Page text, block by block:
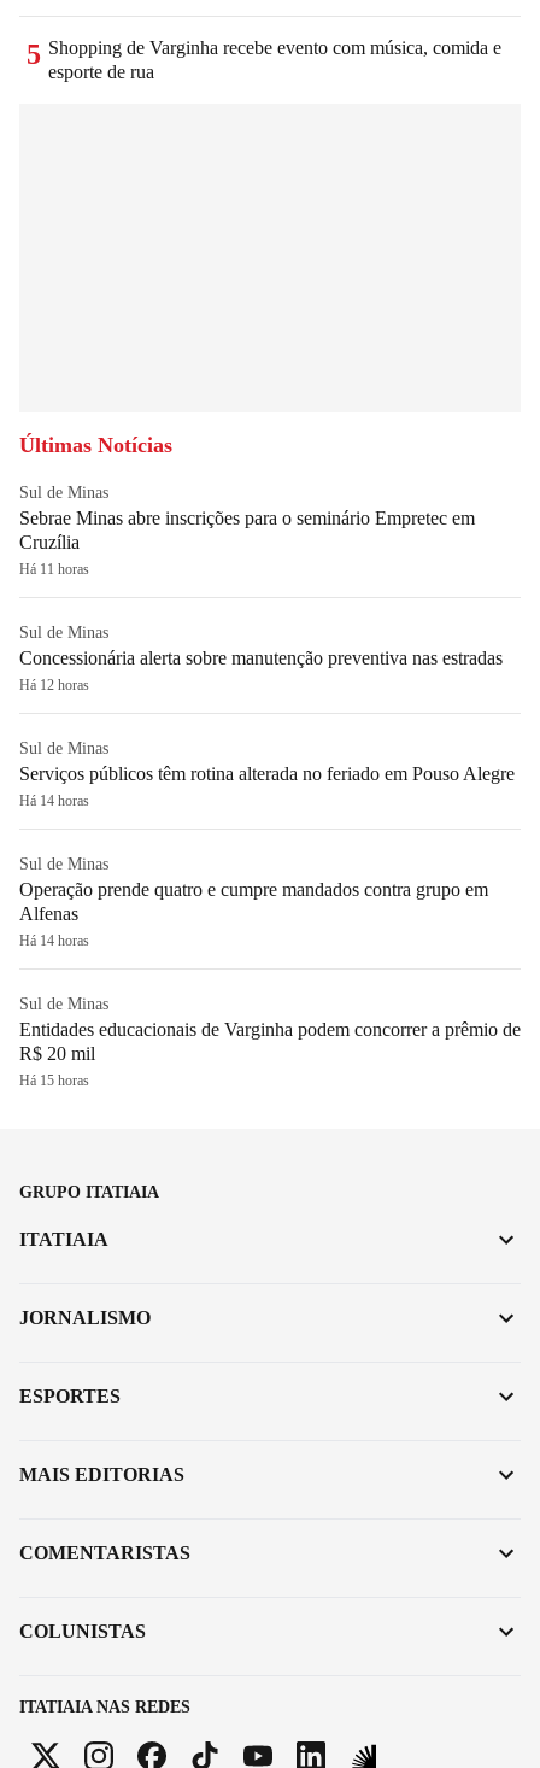
5 Shopping de Varginha recebe evento com música, comida e
esporte de rua
Últimas Notícias
Sul de Minas
Sebrae Minas abre inscrições para o seminário Empretec em
Cruzília
Há 11 horas
Sul de Minas
Concessionária alerta sobre manutenção preventiva nas estradas
Há 12 horas
Sul de Minas
Serviços públicos têm rotina alterada no feriado em Pouso Alegre
Há 14 horas
Sul de Minas
Operação prende quatro e cumpre mandados contra grupo em
Alfenas
Há 14 horas
Sul de Minas
Entidades educacionais de Varginha podem concorrer a prêmio de
R$ 20 mil
Há 15 horas
GRUPO ITATIAIA
ITATIAIA NAS REDES
ITATIAIA
JORNALISMO
ESPORTES
MAIS EDITORIAS
COMENTARISTAS
COLUNISTAS